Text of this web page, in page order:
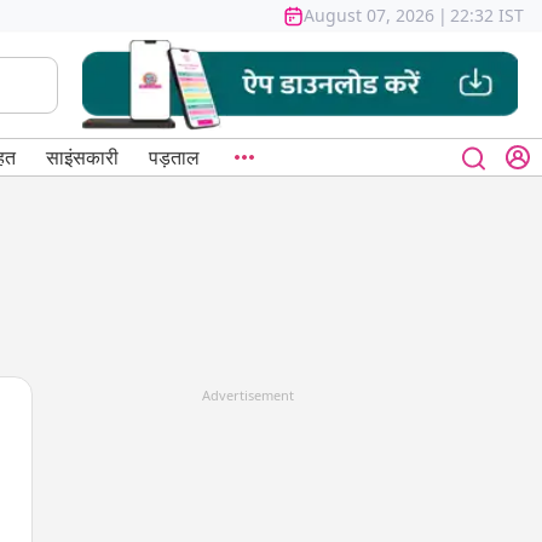
August 07, 2026 | 22:32 IST
साइंसकारी पड़ताल
Advertisement